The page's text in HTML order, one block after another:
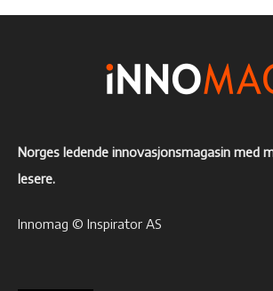
Norges ledende innovasjonsmagasin med
lesere.
Innomag © Inspirator AS